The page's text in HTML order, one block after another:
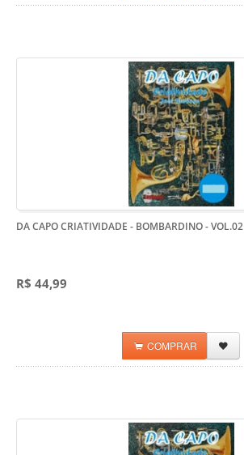
DA CAPO CRIATIVIDADE - BOMBARDINO - VOL.02
R$ 44,99
COMPRAR